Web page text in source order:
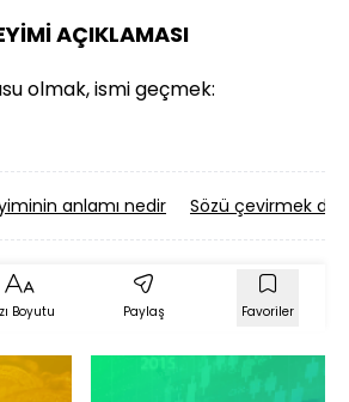
AÇIKLAMASI
olmak, ismi geçmek:
anlamı nedir Sözü çevirmek
Boyutu Paylaş Favoriler